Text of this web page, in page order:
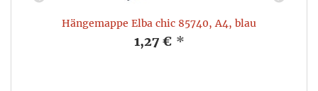
Hängemappe Elba chic 85740, A4, blau
1,27 € *